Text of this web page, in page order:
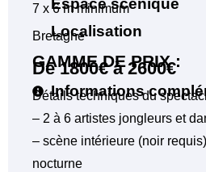
Espace scénique
7 x 6 m minimum
Localisation
Bretagne
GAMME DE PRIX :
De 1800€ à 2600€
Informations
Détails techniques du
– 2 à 6 artistes jongleurs et
– scène intérieure (noir
nocturne